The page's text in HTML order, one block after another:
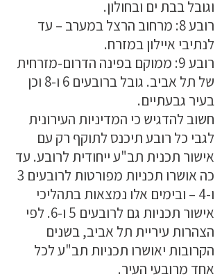
וגובל בבת ים ובחולון.
רובע 8: מרחוב הרצל במערב – עד
לנתיבי איילון במזרח.
רובע 9: ממוקם בפינה הדרום-מזרחית
של תל אביב. גובל ברובעים 6 ו-8 וכן
בעיר גבעתיים.
חשוב להדגיש כי המדיניות העירונית
לגבי כל רובע תיכנס לתוקף רק עם
אישור תכנית תב"ע ייחודית לרובע. עד
כה אושרו תכניות מפורטות לרובעים 3
ו-4 – ובימים אלו נמצאות בתהליכי
אישור תכניות גם לרובעים 5 ו-6. לפי
הצהרות עיריית תל אביב, בשנים
הקרובות יאושרו תכניות תב"ע לכל
אחד מרובעי העיר.